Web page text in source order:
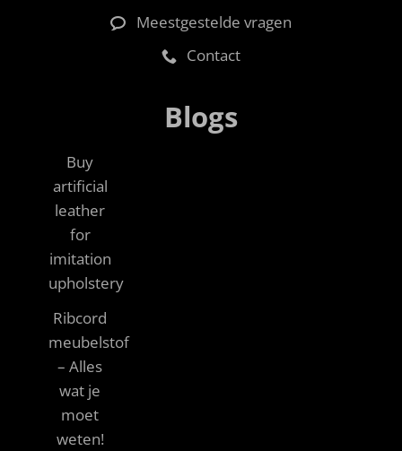
Meestgestelde vragen
Contact
Blogs
Buy
artificial
leather
for
imitation
upholstery
Ribcord
meubelstof
– Alles
wat je
moet
weten!